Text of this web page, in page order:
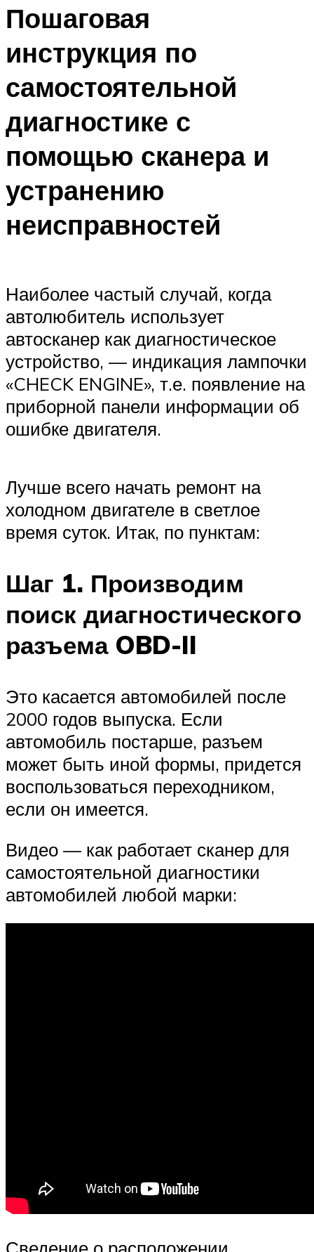
Пошаговая
инструкция по
самостоятельной
диагностике с
помощью сканера и
устранению
неисправностей
Наиболее частый случай, когда
автолюбитель использует
автосканер как диагностическое
устройство, — индикация лампочки
«CHECK ENGINE», т.е. появление на
приборной панели информации об
ошибке двигателя.
Лучше всего начать ремонт на
холодном двигателе в светлое
время суток. Итак, по пунктам:
Шаг 1. Производим
поиск диагностического
разъема OBD-II
Это касается автомобилей после
2000 годов выпуска. Если
автомобиль постарше, разъем
может быть иной формы, придется
воспользоваться переходником,
если он имеется.
Видео — как работает сканер для
самостоятельной диагностики
автомобилей любой марки: